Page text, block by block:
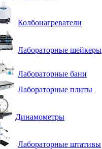
Колбонагреватели
Лабораторные шейкеры
Лабораторные бани
Лабораторные плиты
Динамометры
Лабораторные штативы